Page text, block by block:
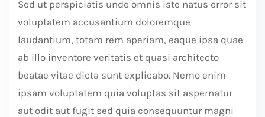
Sed ut perspiciatis unde omnis iste natus error sit
voluptatem accusantium doloremque
laudantium, totam rem aperiam, eaque ipsa quae
ab illo inventore veritatis et quasi architecto
beatae vitae dicta sunt explicabo. Nemo enim
ipsam voluptatem quia voluptas sit aspernatur
aut odit aut fugit sed quia consequuntur magni